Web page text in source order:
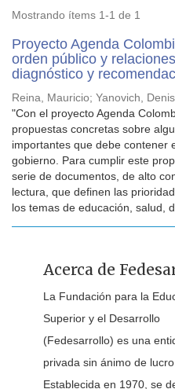
Mostrando ítems 1-1 de 1
Proyecto Agenda
orden público y
diagnóstico y
Reina, Mauricio; Yanovich,
"Con el proyecto Agenda
propuestas concretas sobre
importantes que debe contener
gobierno. Para cumplir este
serie de documentos, de alto
lectura, que definen las
los temas de educación, salud,
Acerca de
La Fundación para la
Superior y el Desarrollo
(Fedesarrollo) es una
privada sin ánimo de lucro.
Establecida en 1970, se